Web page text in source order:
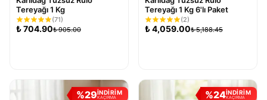
Tereyağı 1 Kg
(71)
₺704.90₺ 905.00
Tereyağı 1 Kg 6'lı Paket
(2)
₺4,059.00₺ 5,188.45
%29İNDİRİM
KAÇIRMA %24İNDİRİM
KAÇIRMA